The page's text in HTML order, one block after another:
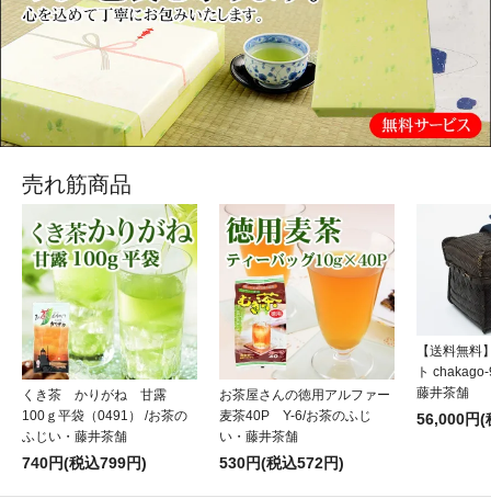
売れ筋商品
くき茶 かりがね 甘露
100ｇ平袋（0491） /お茶の
ふじい・藤井茶舗
740円(税込799円)
お茶屋さんの徳用アルファー
麦茶40P Y-6/お茶のふじ
い・藤井茶舗
530円(税込572円)
【送料無料
ト
藤井茶舗
56,000円(